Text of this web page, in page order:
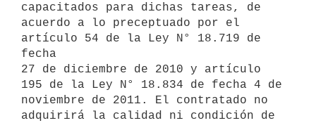
capacitados para dichas tareas, de
acuerdo a lo preceptuado por el
artículo 54 de la Ley N° 18.719 de
fecha
27 de diciembre de 2010 y artículo
195 de la Ley N° 18.834 de fecha 4 de
noviembre de 2011. El contratado no
adquirirá la calidad ni condición de